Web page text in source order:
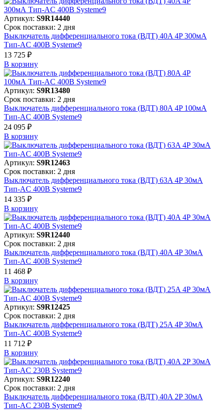
Артикул: S9R14440
Срок поставки: 2 дня
Выключатель дифференциального тока (ВДТ) 40A 4P 300мА
Тип-AC 400В Systeme9
13 725 ₽
В корзинy
Артикул: S9R13480
Срок поставки: 2 дня
Выключатель дифференциального тока (ВДТ) 80A 4P 100мА
Тип-AC 400В Systeme9
24 095 ₽
В корзинy
Артикул: S9R12463
Срок поставки: 2 дня
Выключатель дифференциального тока (ВДТ) 63A 4P 30мА
Тип-AC 400В Systeme9
14 335 ₽
В корзинy
Артикул: S9R12440
Срок поставки: 2 дня
Выключатель дифференциального тока (ВДТ) 40A 4P 30мА
Тип-AC 400В Systeme9
11 468 ₽
В корзинy
Артикул: S9R12425
Срок поставки: 2 дня
Выключатель дифференциального тока (ВДТ) 25A 4P 30мА
Тип-AC 400В Systeme9
11 712 ₽
В корзинy
Артикул: S9R12240
Срок поставки: 2 дня
Выключатель дифференциального тока (ВДТ) 40A 2P 30мА
Тип-AC 230В Systeme9